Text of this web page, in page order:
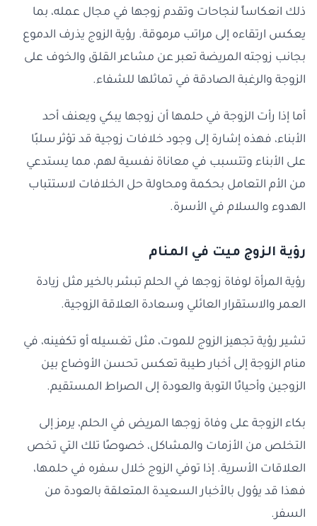
ذلك انعكاساً لنجاحات وتقدم زوجها في مجال عمله، بما
يعكس ارتقاءه إلى مراتب مرموقة. رؤية الزوج يذرف الدموع
بجانب زوجته المريضة تعبر عن مشاعر القلق والخوف على
الزوجة والرغبة الصادقة في تماثلها للشفاء.
أما إذا رأت الزوجة في حلمها أن زوجها يبكي ويعنف أحد
الأبناء، فهذه إشارة إلى وجود خلافات زوجية قد تؤثر سلبًا
على الأبناء وتتسبب في معاناة نفسية لهم، مما يستدعي
من الأم التعامل بحكمة ومحاولة حل الخلافات لاستتباب
الهدوء والسلام في الأسرة.
رؤية الزوج ميت في المنام
رؤية المرأة لوفاة زوجها في الحلم تبشر بالخير مثل زيادة
العمر والاستقرار العائلي وسعادة العلاقة الزوجية.
تشير رؤية تجهيز الزوج للموت، مثل تغسيله أو تكفينه، في
منام الزوجة إلى أخبار طيبة تعكس تحسن الأوضاع بين
الزوجين وأحيانًا التوبة والعودة إلى الصراط المستقيم.
بكاء الزوجة على وفاة زوجها المريض في الحلم، يرمز إلى
التخلص من الأزمات والمشاكل، خصوصًا تلك التي تخص
العلاقات الأسرية. إذا توفي الزوج خلال سفره في حلمها،
فهذا قد يؤول بالأخبار السعيدة المتعلقة بالعودة من
السفر.